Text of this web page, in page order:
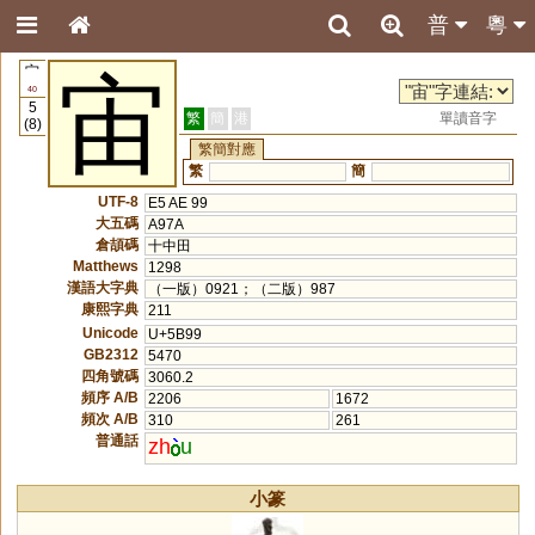
粵
普
宀
40
5
(8)
宙 繁 簡 港
單讀音字
繁簡對應
繁
簡
UTF-8
E5 AE 99
大五碼 A97A
倉頡碼 十中田
Matthews
1298
漢語大字典
（一版）0921；（二版）987
康熙字典 211
Unicode
U+5B99
GB2312
5470
四角號碼 3060.2
頻序 A/B
2206
1672
頻次 A/B
310
261
普通話 zh u
小篆